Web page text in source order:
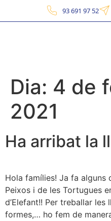
93 691 97 52
Dia: 4 de
2021
Ha arribat la
Hola famílies! Ja fa alguns
Peixos i de les Tortugues
d’Elefant!! Per treballar les
formes,… ho fem de